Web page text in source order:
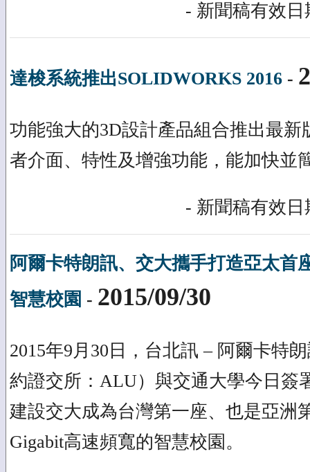
- 新聞稿有效日
達梭系統推出SOLIDWORKS 2016 -
功能強大的3D設計產品組合推出最新
者介面、特性及增強功能，能加快並
- 新聞稿有效日
阿爾卡特朗訊、交大攜手打造亞太首
智慧校園 - 2015/09/30
2015年9月30日，台北訊 – 阿爾卡特
約證交所：ALU）與交通大學今日簽
建設交大成為台灣第一座、也是亞洲
Gigabit高速頻寬的智慧校園。